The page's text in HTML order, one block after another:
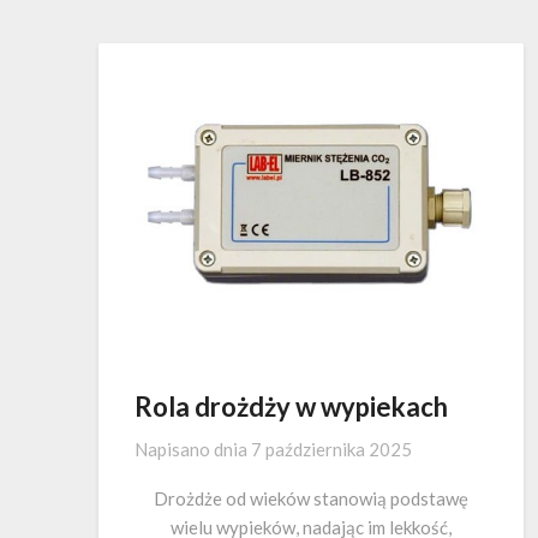
Rola drożdży w wypiekach
Napisano dnia 7 października 2025
Drożdże od wieków stanowią podstawę
wielu wypieków, nadając im lekkość,